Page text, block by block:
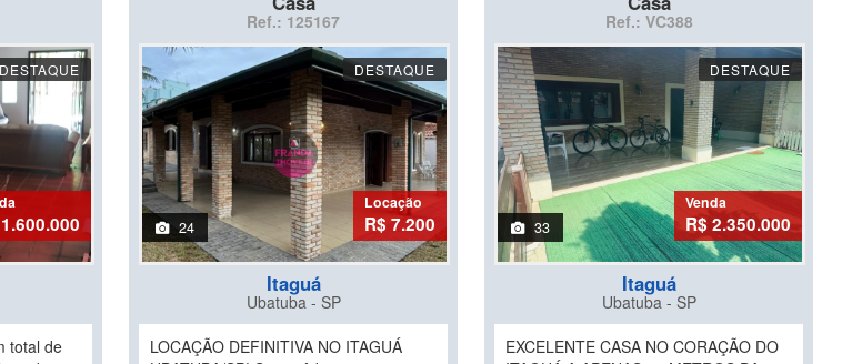
DESTAQUE
total de
Ref.: 125167
DESTAQUE
24
Locação
R$ 7.200
Itaguá
Ubatuba - SP
LOCAÇÃO DEFINITIVA NO ITAGUÁ
Ref.: VC388
DESTAQUE
33
Venda
R$ 2.350.000
Itaguá
Ubatuba - SP
EXCELENTE CASA NO CORAÇÃO DO